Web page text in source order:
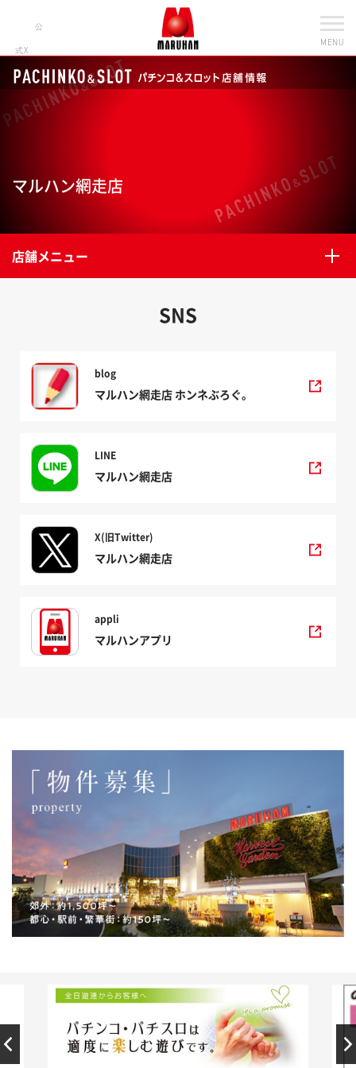
MENU
公
式X
マルハン網走店
店舗メニュー
SNS
blog
マルハン網走店 ホンネぶろぐ。
LINE
マルハン網走店
X(旧Twitter)
マルハン網走店
appli
マルハンアプリ